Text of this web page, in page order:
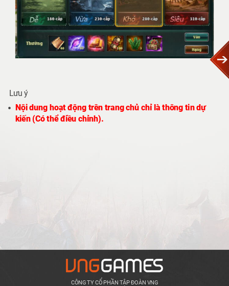
Lưu ý
Nội dung hoạt động trên trang chủ chỉ là thông tin dự
kiến (Có thể điều chỉnh).
CÔNG TY CỔ PHẦN TẬP ĐOÀN VNG